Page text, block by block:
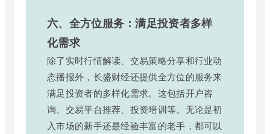
六、全方位服务：满足投资者多样
化需求
除了实时行情解读、交易策略分享和行业动
态播报外，长盛财经还提供全方位的服务来
满足投资者的多样化需求。这包括开户咨
询、交易平台推荐、投资培训等。无论是初
入市场的新手还是经验丰富的老手，都可以